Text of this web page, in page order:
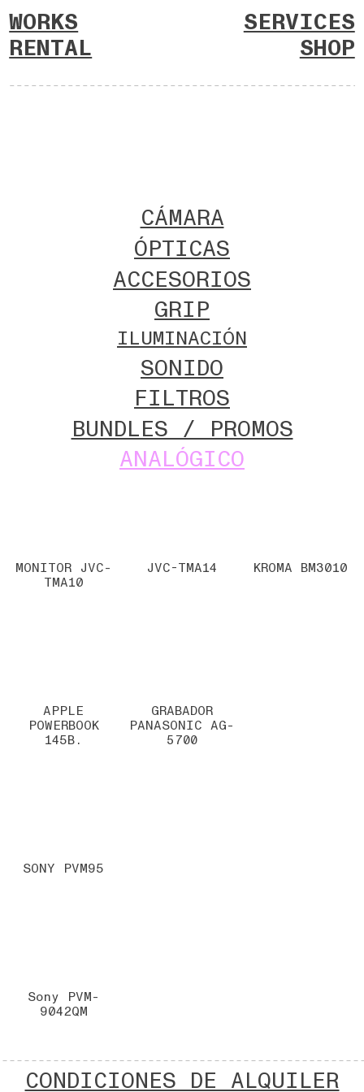
WORKS
RENTAL
SERVICES
SHOP
CÁMARA
ÓPTICAS
ACCESORIOS
GRIP
ILUMINACIÓN
SONIDO
FILTROS
BUNDLES / PROMOS
ANALÓGICO
MONITOR JVC-
TMA10
JVC-TMA14 KROMA BM3010
APPLE
POWERBOOK
145B.
GRABADOR
PANASONIC AG-
5700
SONY PVM95
Sony PVM-
9042QM
CONDICIONES DE ALQUILER